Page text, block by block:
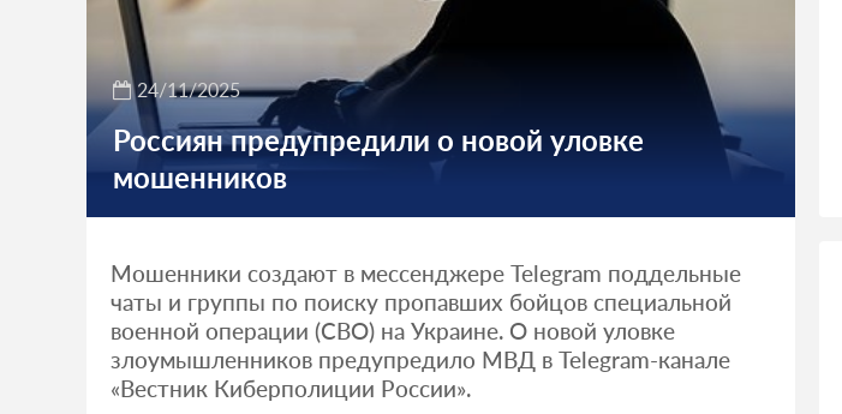
24/11/2025
Россиян предупредили о новой уловке
мошенников
Мошенники создают в мессенджере Telegram поддельные
чаты и группы по поиску пропавших бойцов специальной
военной операции (СВО) на Украине. О новой уловке
злоумышленников предупредило МВД в Telegram-канале
«Вестник Киберполиции России».